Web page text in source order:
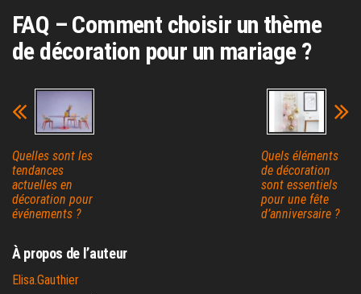
FAQ – Comment choisir un thème
de décoration pour un mariage ?
Quelles sont les
tendances
actuelles en
décoration pour
événements ?
Quels éléments
de décoration
sont essentiels
pour une fête
d’anniversaire ?
À propos de l’auteur
Elisa.Gauthier